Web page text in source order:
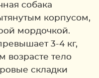
собака
корпусом,
мордочкой.
3-4 кг,
возрасте тело
складки